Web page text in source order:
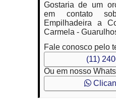
Gostaria de um
em contato
Empilhadeira a
Carmela -
Fale conosco pelo
(11)
Ou em nosso